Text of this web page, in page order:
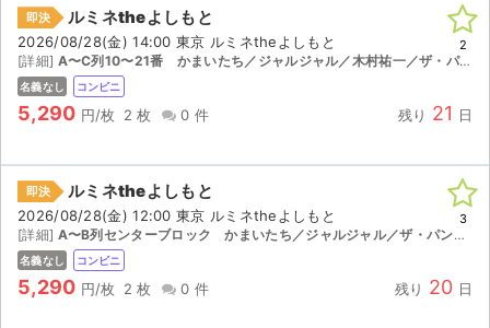
公演登録依頼
不正転売禁止法について
チケットジャムの取り組み
即決 ルミネtheよしもと
2026/08/28(金) 14:00 東京 ルミネtheよしもと
[詳細] A〜C列10〜21番 かまいたち／ジャルジャル／木村祐一／ザ・パンチ／もう中学生／サルゴリラ／インポッシブル／ヘンダーソン／ビスケットブラザーズ
名義なし コンビニ
5,290 円/枚 2 枚 0 件 残り 21 日
2
即決 ルミネtheよしもと
2026/08/28(金) 12:00 東京 ルミネtheよしもと
[詳細] A〜B列センターブロック かまいたち／ジャルジャル／ザ・パンチ／もう中学生／サルゴリラ／インポッシブル／ヘンダーソン／ビスケットブラザーズ／他
名義なし コンビニ
5,290 円/枚 2 枚 0 件 残り 20 日
3